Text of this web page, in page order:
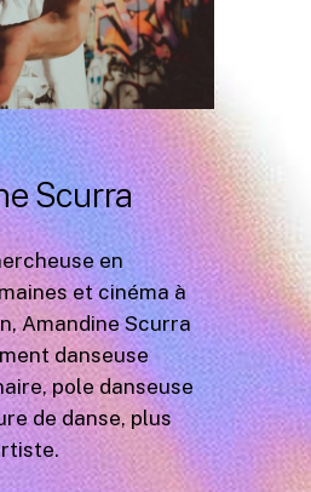
Scurra
en
et cinéma à
Amandine Scurra
danseuse
pole danseuse
de danse, plus